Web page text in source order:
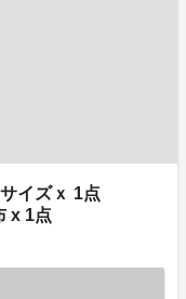
サイズｘ 1点
x 1点